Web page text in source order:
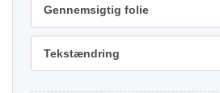
Gennemsigtig folie
Tekstændring